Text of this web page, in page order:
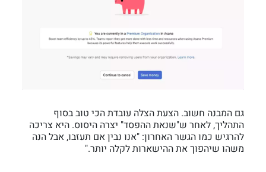
גם המבנה חשוב. הצעת הצלה עובדת הכי טוב בסוף
התהליך, לאחר ש"שנאת ההפסד" יצרה היסוס. היא צריכה
להרגיש כמו הגשר האחרון: "אנו נבין אם תעזבו, אבל הנה
משהו שיהפוך את ההישארות לקלה יותר."